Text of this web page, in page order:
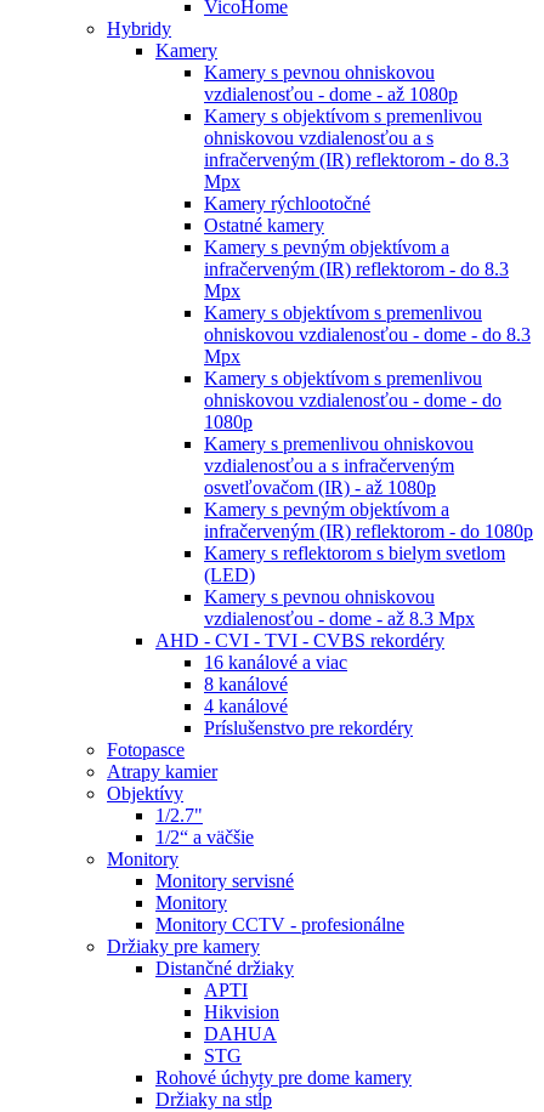
VicoHome
Hybridy
Kamery
Kamery s pevnou ohniskovou
vzdialenosťou - dome - až 1080p
Kamery s objektívom s premenlivou
ohniskovou vzdialenosťou a s
infračerveným (IR) reflektorom - do 8.3
Mpx
Kamery rýchlootočné
Ostatné kamery
Kamery s pevným objektívom a
infračerveným (IR) reflektorom - do 8.3
Mpx
Kamery s objektívom s premenlivou
ohniskovou vzdialenosťou - dome - do 8.3
Mpx
Kamery s objektívom s premenlivou
ohniskovou vzdialenosťou - dome - do
1080p
Kamery s premenlivou ohniskovou
vzdialenosťou a s infračerveným
osvetľovačom (IR) - až 1080p
Kamery s pevným objektívom a
infračerveným (IR) reflektorom - do 1080p
Kamery s reflektorom s bielym svetlom
(LED)
Kamery s pevnou ohniskovou
vzdialenosťou - dome - až 8.3 Mpx
AHD - CVI - TVI - CVBS rekordéry
16 kanálové a viac
8 kanálové
4 kanálové
Príslušenstvo pre rekordéry
Fotopasce
Atrapy kamier
Objektívy
1/2.7"
1/2“ a väčšie
Monitory
Monitory servisné
Monitory
Monitory CCTV - profesionálne
Držiaky pre kamery
Distančné držiaky
APTI
Hikvision
DAHUA
STG
Rohové úchyty pre dome kamery
Držiaky na stĺp